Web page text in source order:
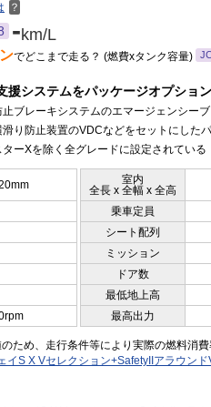
？
-km/L
でどこまで走る？ (燃費xタンク容量)
援システムをパッケージオプショ
止ブレーキシステムのエマージェンシー
滑り防止装置のVDCなどをセットにした
ターXを除く全グレードに設定されている
室内
全長 x 全幅 x 全高
乗車定員
シート配列
ミッション
ドア数
最低地上高
最高出力
ため、走行条件等により実際の燃料消費
S X Vセレクション+SafetyIIアラウン